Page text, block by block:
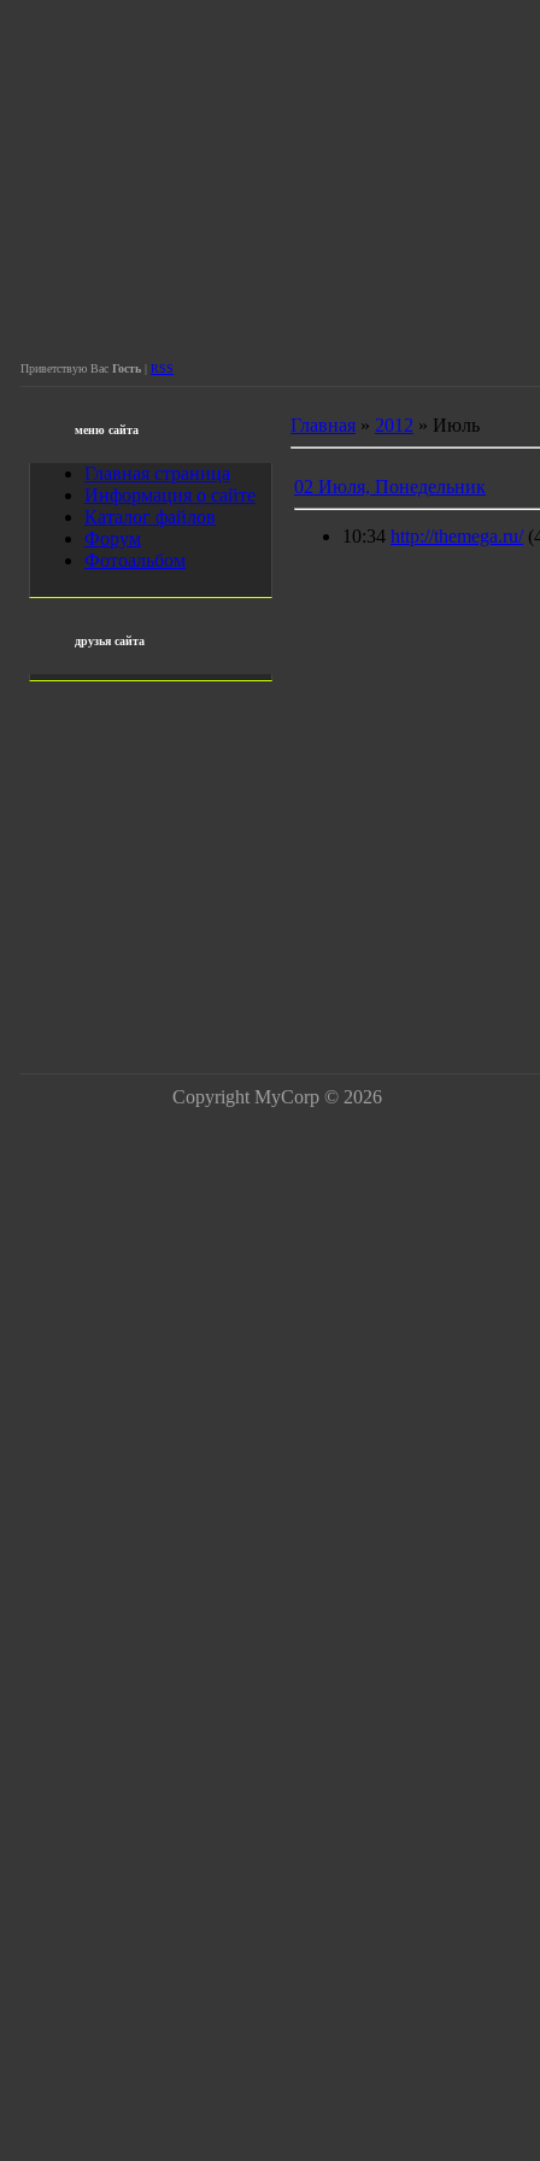
Приветствую Вас Гость | RSS
меню сайта
Главная страница
Информация о сайте
Каталог файлов
Форум
Фотоальбом
друзья сайта
Главная » 2012 » Июль
02 Июля, Понедельник
10:34 http://themega.ru/
Copyright MyCorp © 2026